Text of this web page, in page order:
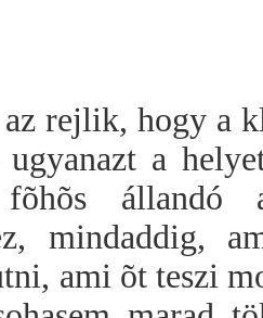
rejlik, hogy a
a
állandó
mindaddig,
ami õt teszi